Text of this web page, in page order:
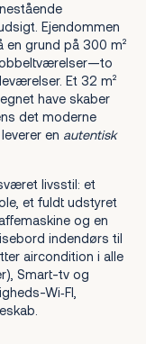
Ejendommen
en grund på 300 m²
Et 32 m²
have skaber
det moderne
en autentisk
livsstil: et
et fuldt udstyret
og en
indendørs til
aircondition i alle
Smart-tv og
Wi‑FI,